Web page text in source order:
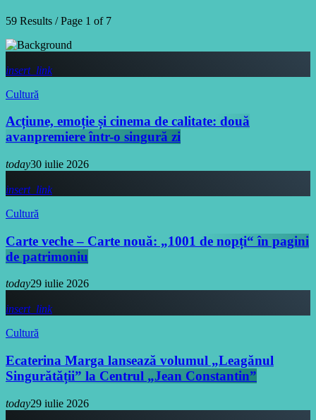
59 Results / Page 1 of 7
insert_link
Cultură
Acțiune, emoție și cinema de calitate: două
avanpremiere într-o singură zi
today30 iulie 2026
insert_link
Cultură
Carte veche – Carte nouă: „1001 de nopți“ în pagini
de patrimoniu
today29 iulie 2026
insert_link
Cultură
Ecaterina Marga lansează volumul „Leagănul
Singurătății” la Centrul „Jean Constantin”
today29 iulie 2026